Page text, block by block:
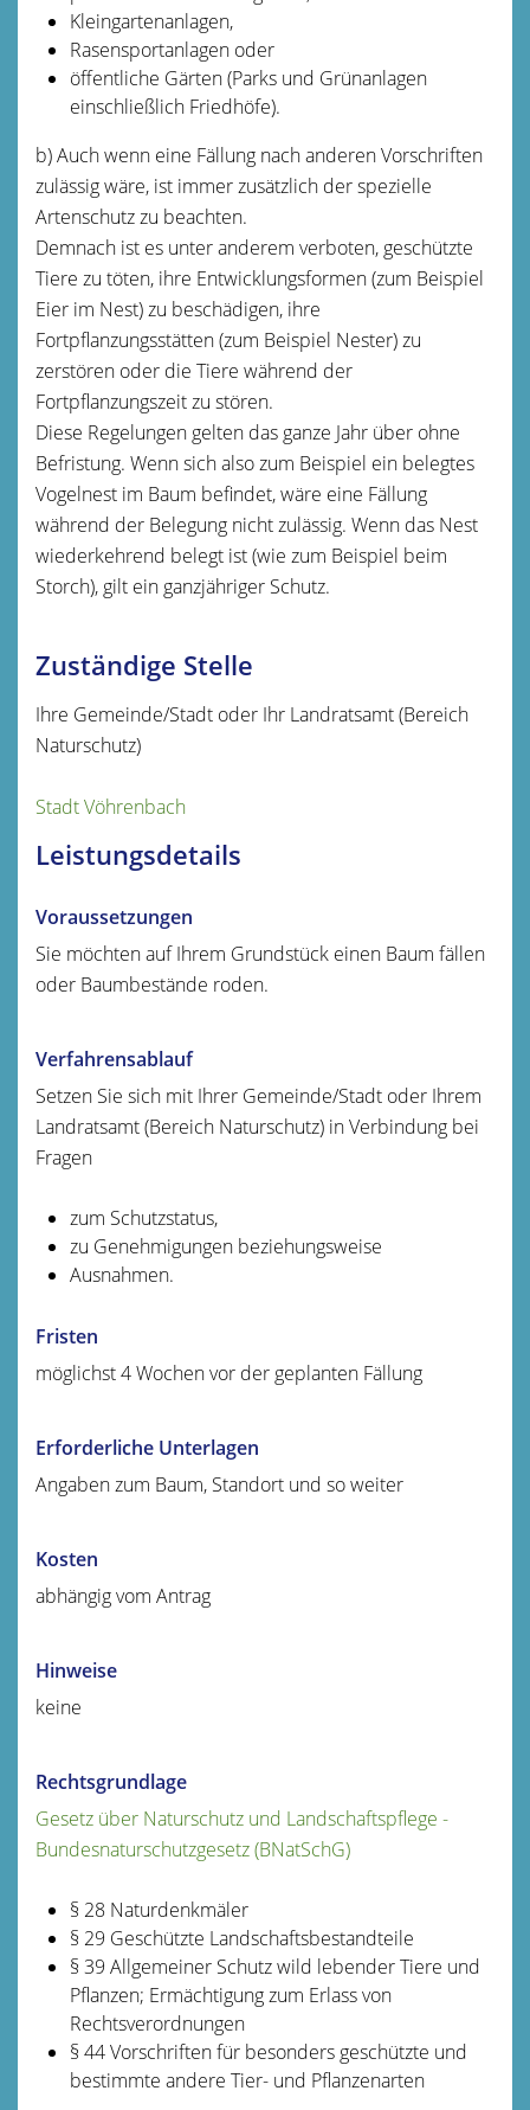
Kleingartenanlagen,
Rasensportanlagen oder
öffentliche Gärten(Parks und Grünanlagen
einschließlich Friedhöfe).
b) Auch wenn eine Fällung nach anderen Vorschriften
zulässig wäre, ist immer zusätzlich der spezielle
Artenschutz zu beachten.
Demnach ist es unter anderem verboten, geschützte
Tiere zu töten, ihre Entwicklungsformen(zum Beispiel
Eier im Nest)zu beschädigen, ihre
Fortpflanzungsstätten(zum Beispiel Nester)zu
zerstören oder die Tiere während der
Fortpflanzungszeit zu stören.
Diese Regelungen gelten das ganze Jahr über ohne
Befristung. Wenn sich also zum Beispiel ein belegtes
Vogelnest im Baum befindet, wäre eine Fällung
während der Belegung nicht zulässig. Wenn das Nest
wiederkehrend belegt ist(wie zum Beispiel beim
Storch), gilt ein ganzjähriger Schutz.
Zuständige Stelle
Ihre Gemeinde/Stadt oder Ihr Landratsamt (Bereich
Naturschutz)
Stadt Vöhrenbach
Leistungsdetails
Voraussetzungen
Sie möchten auf Ihrem Grundstück einen Baum fällen
oder Baumbestände roden.
Verfahrensablauf
Setzen Sie sich mit Ihrer Gemeinde/Stadt oder Ihrem
Landratsamt (Bereich Naturschutz) in Verbindung bei
Fragen
zum Schutzstatus,
zu Genehmigungen beziehungsweise
Ausnahmen.
Fristen
möglichst 4 Wochen vor der geplanten Fällung
Erforderliche Unterlagen
Angaben zum Baum, Standort und so weiter
Kosten
abhängig vom Antrag
Hinweise
keine
Rechtsgrundlage
Gesetz über Naturschutz und Landschaftspflege -
Bundesnaturschutzgesetz (BNatSchG)
§ 28 Naturdenkmäler
§ 29 Geschützte Landschaftsbestandteile
§ 39 Allgemeiner Schutz wild lebender Tiere und
Pflanzen; Ermächtigung zum Erlass von
Rechtsverordnungen
§ 44 Vorschriften für besonders geschützte und
bestimmte andere Tier- und Pflanzenarten